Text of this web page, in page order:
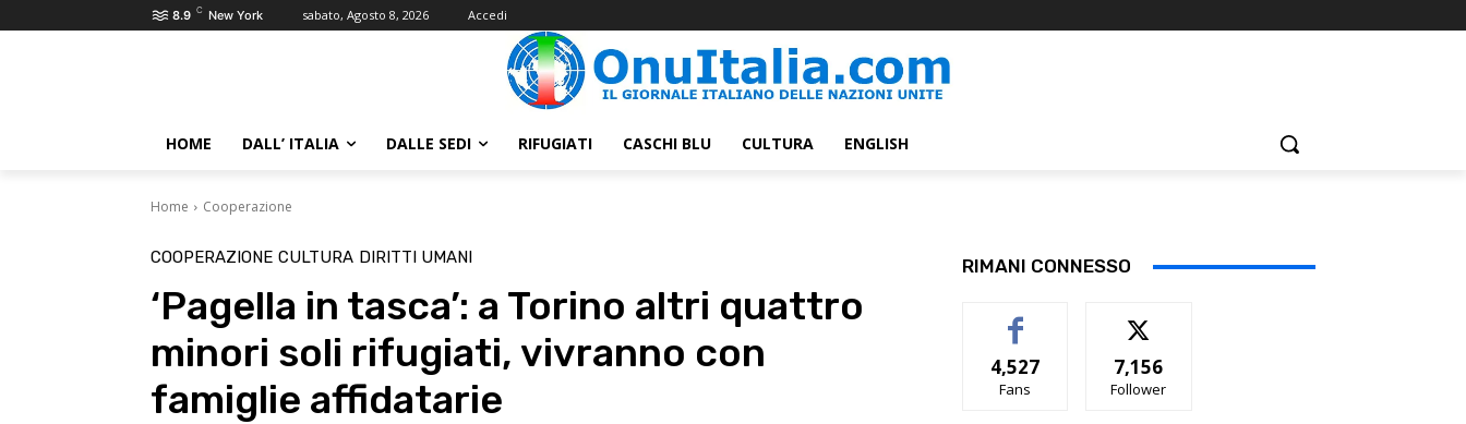
8.9 C New York sabato, Agosto 8, 2026 Accedi
HOME DALL’ ITALIA DALLE SEDI RIFUGIATI CASCHI BLU CULTURA ENGLISH
Home Cooperazione
COOPERAZIONE CULTURA DIRITTI UMANI
‘Pagella in tasca’: a Torino altri quattro
minori soli rifugiati, vivranno con
famiglie affidatarie
RIMANI CONNESSO
4,527
Fans
7,156
Follower